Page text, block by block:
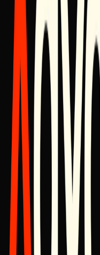
definieren die Workflows,
der Marke.
Outcome:
Baupläne,
PHASE
03
Bau &
Wir führen aus. Wir
entwerfen die Assets und
tiefe Arbeit, mit Präzision
Outcome:
Ein voll
PHASE
Optimierung &
Kein System ist am ersten
Leistung, iterieren basierend
Fähigkeiten, während das